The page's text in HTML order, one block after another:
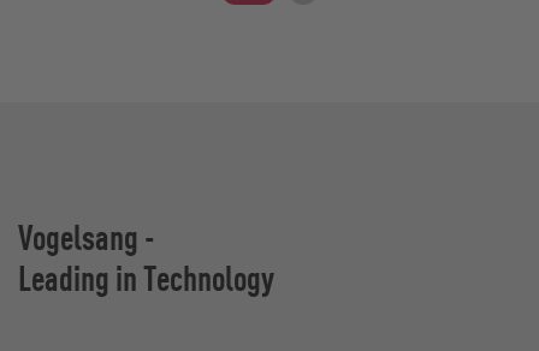
Vogelsang -
Leading in Technology